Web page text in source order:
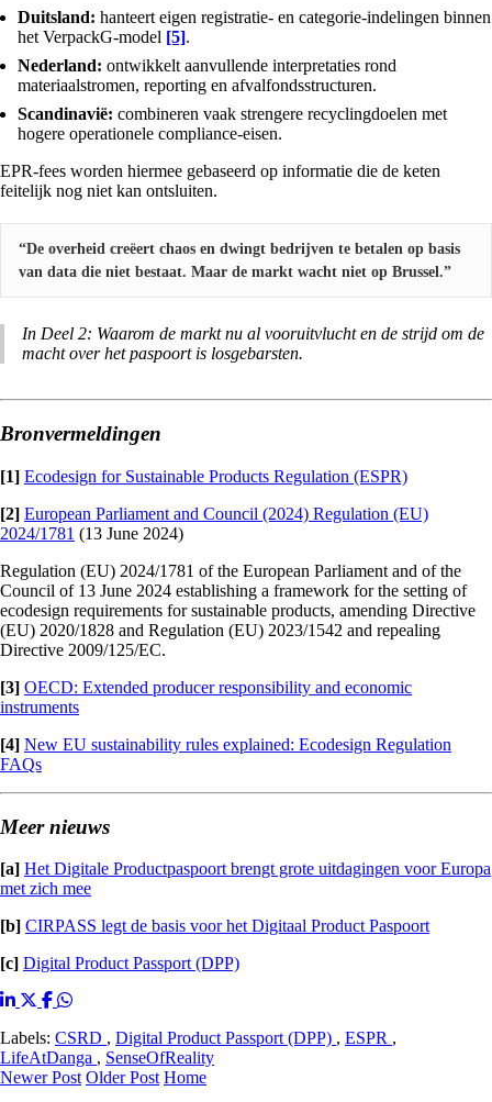
Duitsland: hanteert eigen registratie- en categorie-indelingen binnen
het VerpackG-model [5].
Nederland: ontwikkelt aanvullende interpretaties rond
materiaalstromen, reporting en afvalfondsstructuren.
Scandinavië: combineren vaak strengere recyclingdoelen met
hogere operationele compliance-eisen.
EPR-fees worden hiermee gebaseerd op informatie die de keten
feitelijk nog niet kan ontsluiten.
“De overheid creëert chaos en dwingt bedrijven te betalen op basis
van data die niet bestaat. Maar de markt wacht niet op Brussel.”
In Deel 2: Waarom de markt nu al vooruitvlucht en de strijd om de
macht over het paspoort is losgebarsten.
Bronvermeldingen
[1] Ecodesign for Sustainable Products Regulation (ESPR)
[2] European Parliament and Council (2024) Regulation (EU)
2024/1781 (13 June 2024)
Regulation (EU) 2024/1781 of the European Parliament and of the
Council of 13 June 2024 establishing a framework for the setting of
ecodesign requirements for sustainable products, amending Directive
(EU) 2020/1828 and Regulation (EU) 2023/1542 and repealing
Directive 2009/125/EC.
[3] OECD: Extended producer responsibility and economic
instruments
[4] New EU sustainability rules explained: Ecodesign Regulation
FAQs
Meer nieuws
[a] Het Digitale Productpaspoort brengt grote uitdagingen voor Europa
met zich mee
[b] CIRPASS legt de basis voor het Digitaal Product Paspoort
[c] Digital Product Passport (DPP)
Labels: CSRD , Digital Product Passport (DPP) , ESPR ,
LifeAtDanga , SenseOfReality
Newer Post Older Post Home